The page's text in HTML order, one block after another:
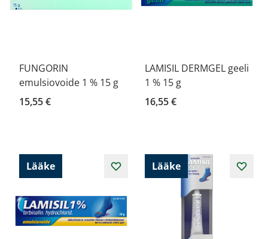
FUNGORIN
emulsiovoide 1 % 15 g
15,55 €
LAMISIL DERMGEL geeli
1 % 15 g
16,55 €
Lääke Lääke